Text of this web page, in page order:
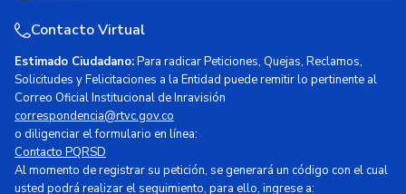
Contacto Virtual
Estimado Ciudadano:Para radicar Peticiones, Quejas, Reclamos,
Solicitudes y Felicitaciones a la Entidad puede remitir lo pertinente al
Correo Oficial Institucional de Inravisión
correspondencia@rtvc.gov.co
o diligenciar el formulario en línea:
Contacto PQRSD
Al momento de registrar su petición, se generará un código con el cual
usted podrá realizar el seguimiento, para ello, ingrese a: